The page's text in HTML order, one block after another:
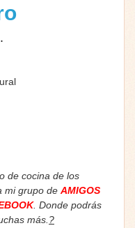
de cocina de los
mi grupo de AMIGOS
. Donde podrás
más. ?